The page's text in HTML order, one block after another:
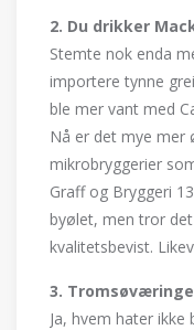
2. Du drikker
Stemte nok enda
importere tynne
ble mer vant med
Nå er det mye mer
mikrobryggerier
Graff og Bryggeri
byølet, men tror
kvalitetsbevist.
3.
Ja, hvem hater